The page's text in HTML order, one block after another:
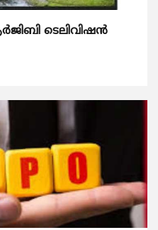
ടെലിവിഷൻ